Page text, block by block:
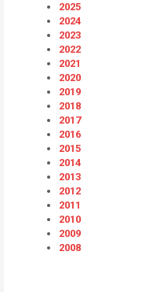
2025
2024
2023
2022
2021
2020
2019
2018
2017
2016
2015
2014
2013
2012
2011
2010
2009
2008